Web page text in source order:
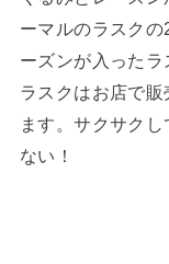
ーマルのラスク
ーズンが入った
ラスクはお店で
ます。サクサク
ない！